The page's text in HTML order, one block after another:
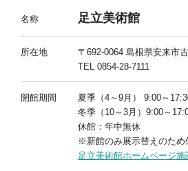
名称 足立美術館
所在地
〒692-0064 島根県安来市
TEL 0854-28-7111
開館期間
夏季（4～9月） 9:00～
冬季（10～3月）9:00～
休館：年中無休
※新館のみ展示替えのため
足立美術館ホームページ施